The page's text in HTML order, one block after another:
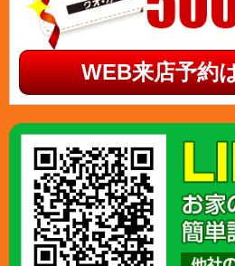
WEB来店予約